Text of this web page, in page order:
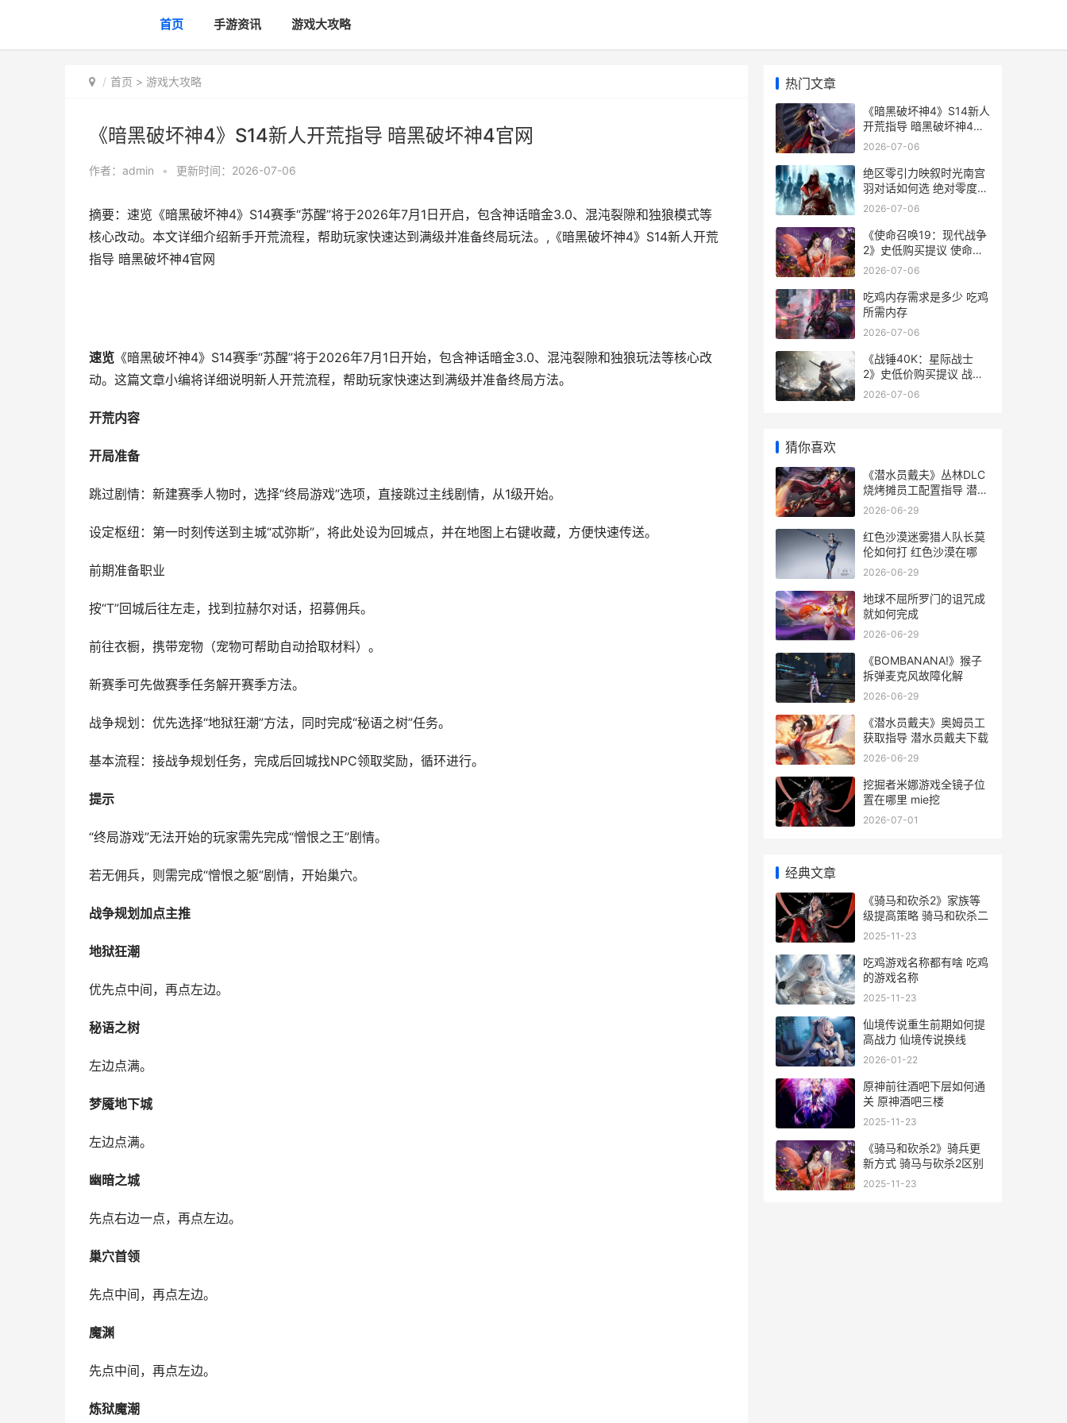
首页 手游资讯 游戏大攻略
首页 > 游戏大攻略
《暗黑破坏神4》S14新人开荒指导 暗黑破坏神4官网
作者： admin • 更新时间：2026-07-06
摘要：速览《暗黑破坏神4》S14赛季“苏醒”将于2026年7月1日开启，包含神话暗金3.0、混沌裂隙和独狼模式等
核心改动。本文详细介绍新手开荒流程，帮助玩家快速达到满级并准备终局玩法。,《暗黑破坏神4》S14新人开荒
指导 暗黑破坏神4官网
速览 《暗黑破坏神4》S14赛季“苏醒”将于2026年7月1日开始，包含神话暗金3.0、混沌裂隙和独狼玩法等核心改
动。这篇文章小编将详细说明新人开荒流程，帮助玩家快速达到满级并准备终局方法。
开荒内容
开局准备
跳过剧情：新建赛季人物时，选择“终局游戏”选项，直接跳过主线剧情，从1级开始。
设定枢纽：第一时刻传送到主城“忒弥斯”，将此处设为回城点，并在地图上右键收藏，方便快速传送。
前期准备职业
按“T”回城后往左走，找到拉赫尔对话，招募佣兵。
前往衣橱，携带宠物（宠物可帮助自动拾取材料）。
新赛季可先做赛季任务解开赛季方法。
战争规划：优先选择“地狱狂潮”方法，同时完成“秘语之树”任务。
基本流程：接战争规划任务，完成后回城找NPC领取奖励，循环进行。
提示
“终局游戏”无法开始的玩家需先完成“憎恨之王”剧情。
若无佣兵，则需完成“憎恨之躯”剧情，开始巢穴。
战争规划加点主推
地狱狂潮
优先点中间，再点左边。
秘语之树
左边点满。
梦魇地下城
左边点满。
幽暗之城
先点右边一点，再点左边。
巢穴首领
先点中间，再点左边。
魔渊
先点中间，再点左边。
炼狱魔潮
热门文章
《暗黑破坏神4》S14新人
开荒指导 暗黑破坏神4官
网
2026-07-06
绝区零引力映叙时光南宫
羽对话如何选 绝对零度
引力
2026-07-06
《使命召唤19：现代战争
2》史低购买提议 使命召
唤19单人剧情
2026-07-06
吃鸡内存需求是多少 吃鸡
所需内存
2026-07-06
《战锤40K：星际战士
2》史低价购买提议 战锤
40k星际战士2好玩吗
2026-07-06
猜你喜欢
《潜水员戴夫》丛林DLC
烧烤摊员工配置指导 潜水
员戴夫安卓手机版
2026-06-29
红色沙漠迷雾猎人队长莫
伦如何打 红色沙漠在哪
2026-06-29
地球不屈所罗门的诅咒成
就如何完成
2026-06-29
《BOMBANANA!》猴子
拆弹麦克风故障化解
2026-06-29
《潜水员戴夫》奥姆员工
获取指导 潜水员戴夫下载
2026-06-29
挖掘者米娜游戏全镜子位
置在哪里 mie挖
2026-07-01
经典文章
《骑马和砍杀2》家族等
级提高策略 骑马和砍杀二
2025-11-23
吃鸡游戏名称都有啥 吃鸡
的游戏名称
2025-11-23
仙境传说重生前期如何提
高战力 仙境传说换线
2026-01-22
原神前往酒吧下层如何通
关 原神酒吧三楼
2025-11-23
《骑马和砍杀2》骑兵更
新方式 骑马与砍杀2区别
2025-11-23